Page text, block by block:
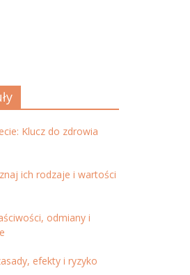
Klucz do zdrowia
ich rodzaje i wartości
odmiany i
efekty i ryzyko